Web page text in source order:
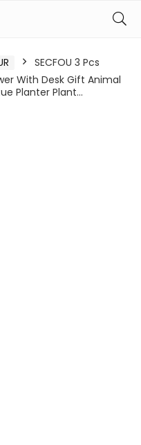
SECFOU 3 Pcs
With Desk Gift Animal
Planter Plant…